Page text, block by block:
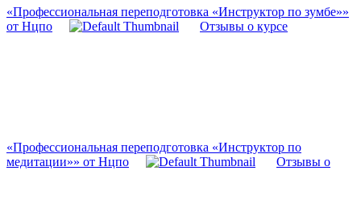
«Профессиональная переподготовка «Инструктор по зумбе»»
от Нцпо
Отзывы о курсе
«Профессиональная переподготовка «Инструктор по
медитации»» от Нцпо
Отзывы о